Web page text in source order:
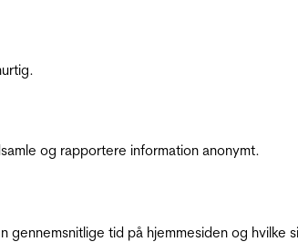
og rapportere information anonymt.
gennemsnitlige tid på hjemmesiden og hvilke